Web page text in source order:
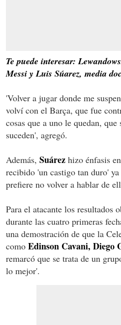
Te puede interesar:
Messi y Luis Súarez, media
'Volver a jugar donde me
volví con el Barça, que fue
cosas que a uno le quedan,
suceden', agregó.
Además, Suárez hizo énfasis
recibido 'un castigo tan duro'
prefiere no volver a hablar de
Para el atacante los resultados
durante las cuatro primeras
una demostración de que la
como Edinson Cavani, Diego
remarcó que se trata de un
lo mejor'.